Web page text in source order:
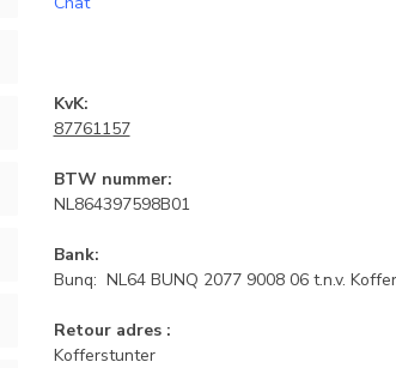
KvK:
87761157
BTW nummer:
NL864397598B01
Bank:
Bunq: NL64 BUNQ 2077 9008 06 t.n.v.
Retour adres :
Kofferstunter